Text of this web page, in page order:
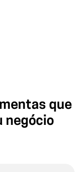
que
negócio